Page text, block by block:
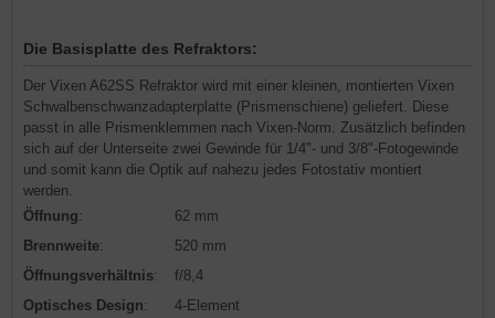
Die Basisplatte des Refraktors:
Der Vixen A62SS Refraktor wird mit einer kleinen, montierten Vixen
Schwalbenschwanzadapterplatte (Prismenschiene) geliefert. Diese
passt in alle Prismenklemmen nach Vixen-Norm. Zusätzlich befinden
sich auf der Unterseite zwei Gewinde für 1/4"- und 3/8"-Fotogewinde
und somit kann die Optik auf nahezu jedes Fotostativ montiert
werden.
Öffnung:
62 mm
Brennweite:
520 mm
Öffnungsverhältnis:
f/8,4
Optisches Design: 4-Element